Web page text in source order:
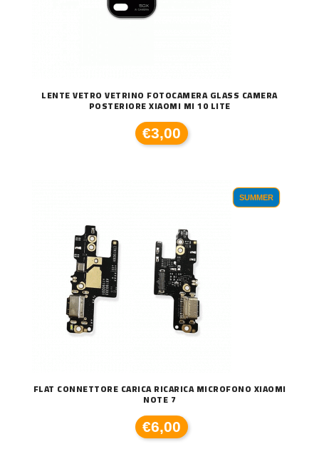
LENTE VETRO VETRINO FOTOCAMERA GLASS CAMERA
POSTERIORE XIAOMI MI 10 LITE
€3,00
SUMMER
FLAT CONNETTORE CARICA RICARICA MICROFONO XIAOMI
NOTE 7
€6,00